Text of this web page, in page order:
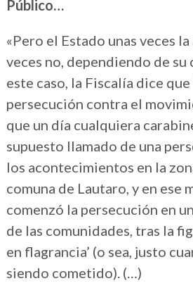
Público…
«Pero el Estado unas veces
veces no, dependiendo de su
este caso, la Fiscalía dice que
persecución contra el
que un día cualquiera
supuesto llamado de una
los acontecimientos en la
comuna de Lautaro, y en ese
comenzó la persecución en
de las comunidades, tras la
en flagrancia’ (o sea, justo
siendo cometido). (…)